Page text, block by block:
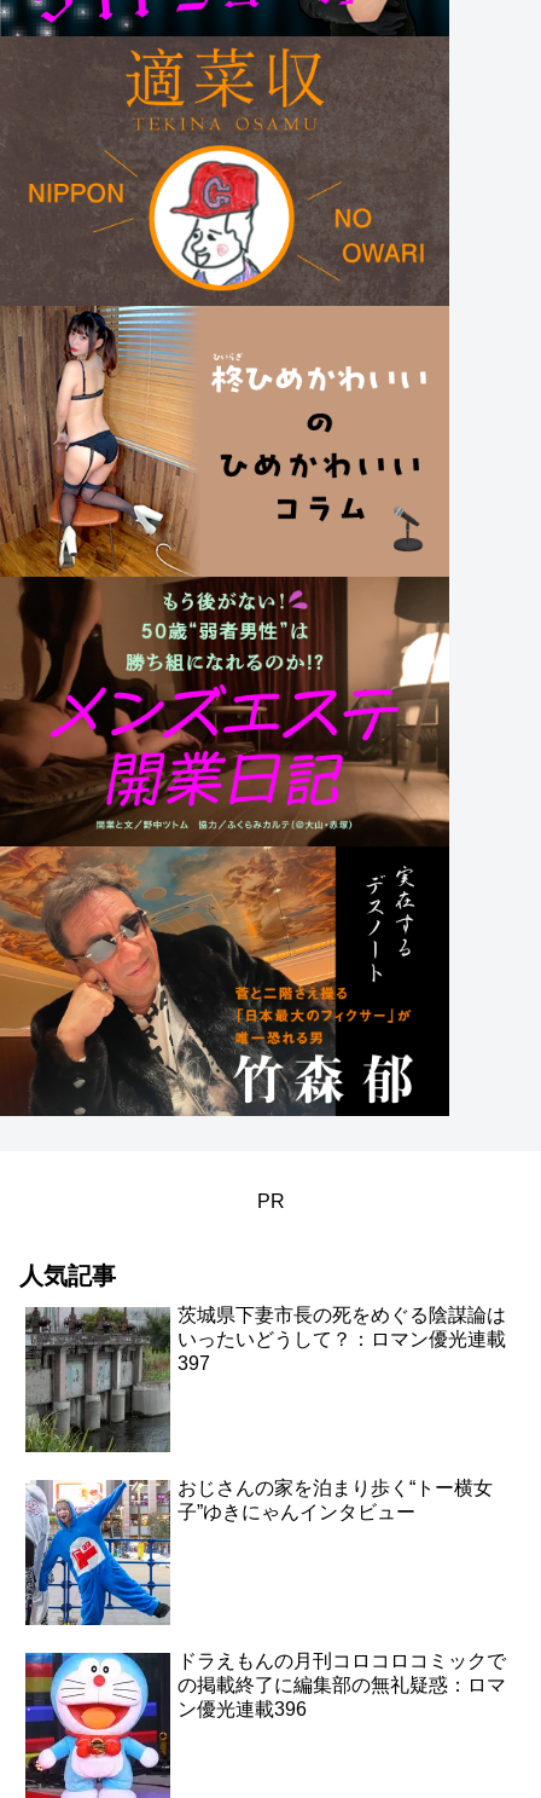
PR
人気記事
茨城県下妻市長の死をめぐる陰謀論は
いったいどうして？：ロマン優光連載
397
おじさんの家を泊まり歩く“トー横女
子”ゆきにゃんインタビュー
ドラえもんの月刊コロコロコミックで
の掲載終了に編集部の無礼疑惑：ロマ
ン優光連載396